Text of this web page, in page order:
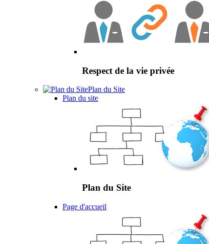
Respect de la vie privée
Plan du Site
Plan du site
Plan du Site
Page d'accueil